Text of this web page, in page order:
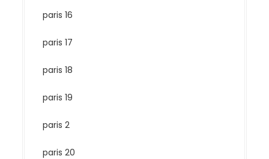
paris 16
paris 17
paris 18
paris 19
paris 2
paris 20